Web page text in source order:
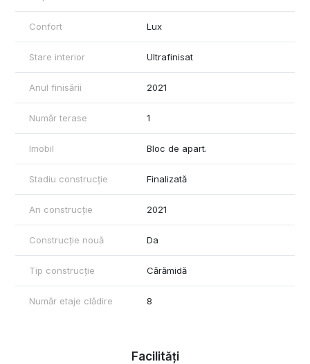
Monnet”, Grădinița Bambi Step by Step, British School
- Centre medicale și clinici private
- Restaurante, cafenele și zone de lifestyle din Floreasca și
Dorobanți
Certificatul energetic va fi disponibil la momentul vânzării.
Confort Lux
Stare interior Ultrafinisat
Anul finisării 2021
Număr terase 1
Imobil Bloc de apart.
Stadiu construcție Finalizată
An construcție 2021
Construcție nouă Da
Tip construcție Cărămidă
Număr etaje clădire 8
Facilități